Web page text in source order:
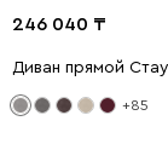
246 040
Диван прямой
+85